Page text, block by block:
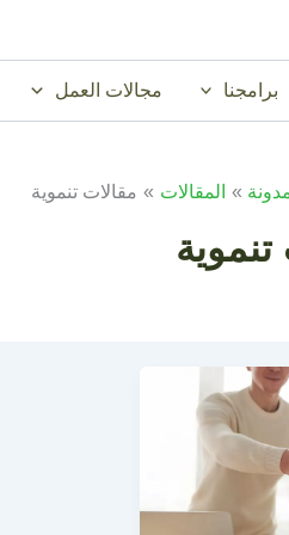
برامجنا مجالات العمل
المقالات مقالات تنموية